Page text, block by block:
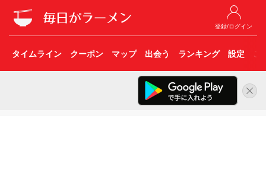
登録/ログイン
タイムライン クーポン マップ 出会う ランキング 設定 こ